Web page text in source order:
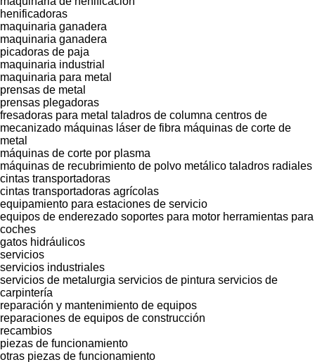
henificadoras
maquinaria ganadera
maquinaria ganadera
picadoras de paja
maquinaria industrial
maquinaria para metal
prensas de metal
prensas plegadoras
fresadoras para metal taladros de columna centros de
mecanizado máquinas láser de fibra máquinas de corte de
metal
máquinas de corte por plasma
máquinas de recubrimiento de polvo metálico taladros radiales
cintas transportadoras
cintas transportadoras agrícolas
equipamiento para estaciones de servicio
equipos de enderezado soportes para motor herramientas para
coches
gatos hidráulicos
servicios
servicios industriales
servicios de metalurgia servicios de pintura servicios de
carpintería
reparación y mantenimiento de equipos
reparaciones de equipos de construcción
recambios
piezas de funcionamiento
otras piezas de funcionamiento